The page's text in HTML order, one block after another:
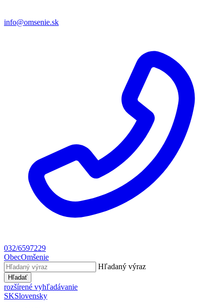
info@omsenie.sk
032/6597229
ObecOmšenie
Hľadaný výraz
Hľadať
rozšírené vyhľadávanie
SKSlovensky